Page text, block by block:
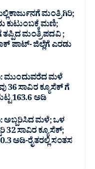
ಮಂತ್ರಿಗಿರಿ;
ಕುಟುಂಬಕ್ಕೆ ಮಣಿ;
ಮಂತ್ರಿ ಪದವಿ ;
ಪಾಟ್- ಜಿಲ್ಲೆಗೆ ಎರಡು
ಮುಂದುವರೆದ ಮಳೆ
36 ಸಾವಿರ‌ ಕ್ಯೂಸೆಕ್ ಗೆ
163.6 ಅಡಿ
ಅಬ್ಬರಿಸಿದ ಮಳೆ; ಒಳ
32 ಸಾವಿರ‌ ಕ್ಯೂಸೆಕ್;
ಅಡಿ-ರೈತರಲ್ಲಿ ಸಂತಸ